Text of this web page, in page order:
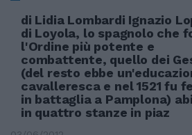
di Lidia Lombardi Ignazio
di Loyola, lo spagnolo che
l'Ordine più potente e
combattente, quello dei
(del resto ebbe
cavalleresca e nel 1521 fu
in battaglia a Pamplona)
in quattro stanze in piaz